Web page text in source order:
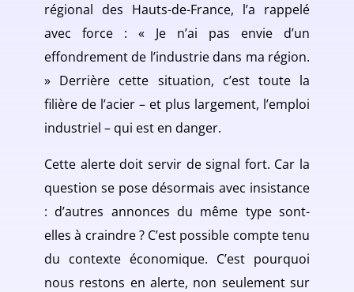
régional des Hauts-de-France, l’a rappelé
avec force : « Je n’ai pas envie d’un
effondrement de l’industrie dans ma région.
» Derrière cette situation, c’est toute la
filière de l’acier – et plus largement, l’emploi
industriel – qui est en danger.
Cette alerte doit servir de signal fort. Car la
question se pose désormais avec insistance
: d’autres annonces du même type sont-
elles à craindre ? C’est possible compte tenu
du contexte économique. C’est pourquoi
nous restons en alerte, non seulement sur